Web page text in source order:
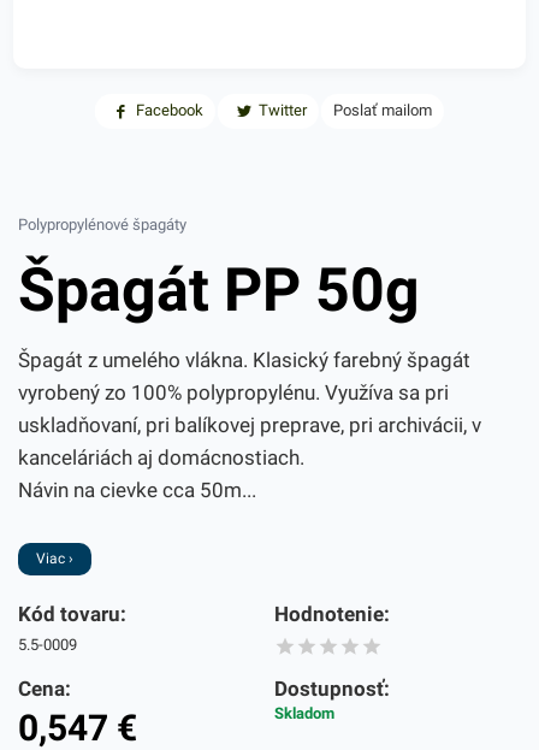
Facebook Twitter Poslať mailom
Polypropylénové špagáty
Špagát PP 50g
Špagát z umelého vlákna. Klasický farebný špagát
vyrobený zo 100% polypropylénu. Využíva sa pri
uskladňovaní, pri balíkovej preprave, pri archivácii, v
kanceláriách aj domácnostiach.
Návin na cievke cca 50m...
Viac ›
Kód tovaru:
5.5-0009
Hodnotenie:
Cena:
0,547 €
Dostupnosť:
Skladom